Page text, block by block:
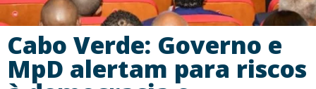
Cabo Verde: Governo e
MpD alertam para riscos